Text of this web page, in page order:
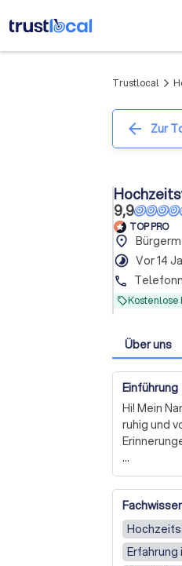
Trustlocal arrow_forward_ios
arrow_back Zur
9,9
TOP PRO
place
timelapse Vor 14
phone
Kostenlose
Über uns
Einführung
Hi! Mein
ruhig und
Seit 2012
am
ankommt.
Wenn ihr
bei mir